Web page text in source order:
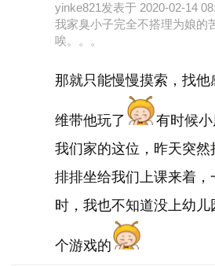
立、双腿站直手碰脚尖
-- N个杯子、N种不同的物品，
yinke821 发表于 2020-02-14
我家臭小子完全不搭理为娘的
唉。。。
那就只能慢慢摸索，找
维带他玩了
有时候小
我们家的这位，昨天突然
排排坐给我们上课来着
时，我也不知道没上幼
个游戏的